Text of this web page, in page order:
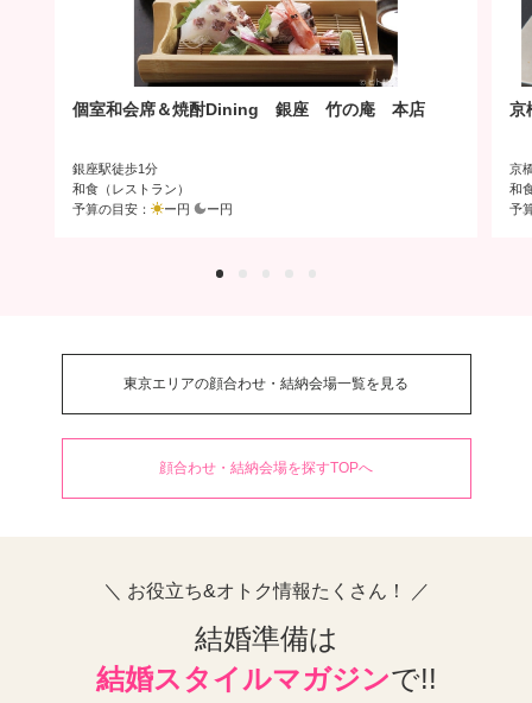
個室和会席＆焼酎Dining 銀座 竹の庵 本店
銀座駅徒歩1分
和食（レストラン）
予算の目安：
ー円 ー円
京
京
和
予
東京エリアの顔合わせ・結納会場一覧を見る
顔合わせ・結納会場を探すTOPへ
＼ お役立ち&オトク情報たくさん！ ／
結婚準備は
結婚スタイルマガジンで!!